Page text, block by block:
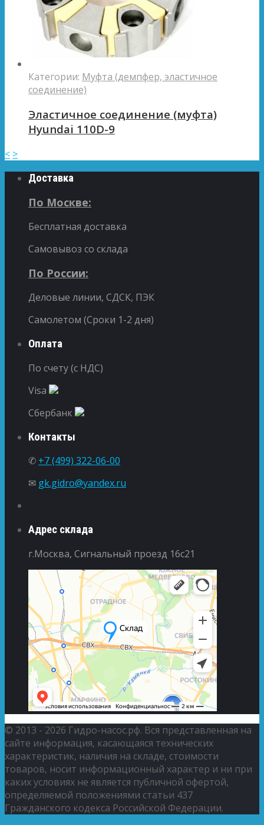
Категории: Муфта (демпфер, эластичное
соединение)
Эластичное соединение (муфта)
Hyundai 110D-9
< >
Доставка
По Москве:
Бесплатная доставка
Самовывоз со склада
По России:
Деловые линии, СДСК, ПЭК
Самолетом (Сроки 1-2 дня)
Оплата
По счету (с НДС)
Visa
Сбербанк
Контакты
✆ +7 (499) 322-06-00
✉ gk.gidro@yandex.ru
Адрес склада
г.Москва, Сигнальный проезд 16с21
© 2013 - 2026 Гидро-насос.рф. Вся представленная на
сайте информация, касающаяся технических
характеристик, наличия на складе, стоимости
товаров, носит информационный характер и ни при
каких условиях не является публичной офертой,
определяемой положениями статьи 437
Гражданского кодекса Российской Федерации.